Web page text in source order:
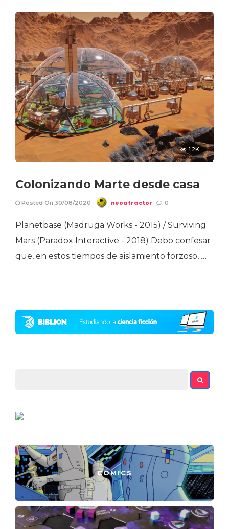
1.2K
Colonizando Marte desde casa
Posted On 30/08/2020 neoatractor 0
Planetbase (Madruga Works - 2015) / Surviving
Mars (Paradox Interactive - 2018) Debo confesar
que, en estos tiempos de aislamiento forzoso, …
CÓMICS